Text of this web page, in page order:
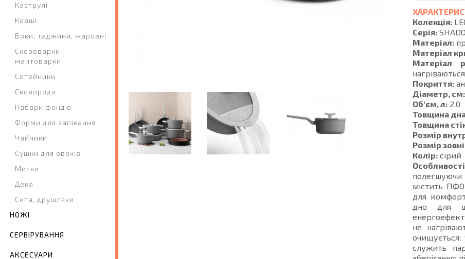
Каструлі
Ковші
Воки, таджини, жаровні
Скороварки,
мантоварки
Сотейники
Сковороди
Набори фондю
Форми для запікання
Чайники
Сушки для овочів
Миски
Дека
Сита, друшляки
НОЖІ
СЕРВІРУВАННЯ
АКСЕСУАРИ
Колекція:
Серія:
Матеріал:
Матеріал
Матеріал
Покриття:
Діаметр, см:
Об'єм, л: 2,0
Товщина
Товщина
Розмір
Розмір
Колір: сірий
полегшуючи
містить
для
дно для
не
служить